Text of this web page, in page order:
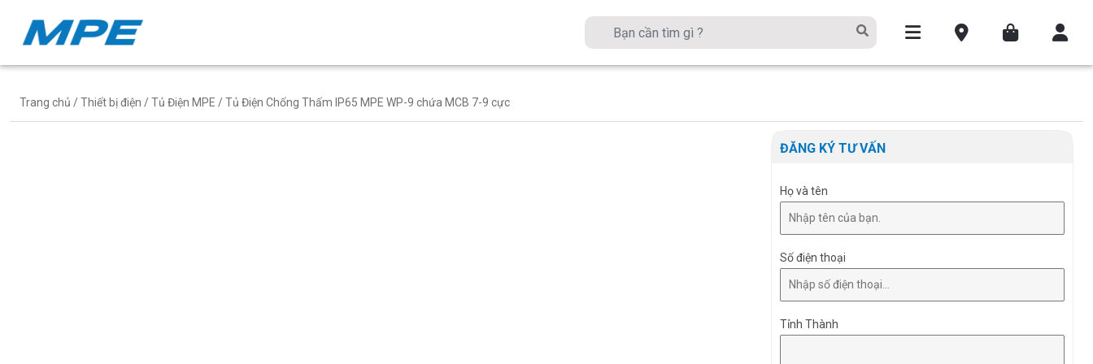
Trang chủ /Thiết bị điện /Tủ Điện MPE / Tủ Điện Chống Thấm IP65 MPE WP-9 chứa MCB 7-9 cực
ĐĂNG KÝ TƯ VẤN
Họ và tên
Số điện thoại
Tỉnh Thành